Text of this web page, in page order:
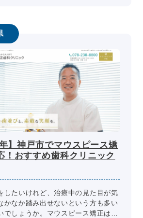
】神戸市でマウスピース矯
！おすすめ歯科クリニック
したいけれど、治療中の見た目が気
かなか踏み出せないという方も多い
でしょうか。マウスピース矯正は、